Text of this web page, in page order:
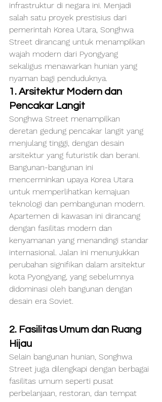
infrastruktur di negara ini. Menjadi
salah satu proyek prestisius dari
pemerintah Korea Utara, Songhwa
Street dirancang untuk menampilkan
wajah modern dari Pyongyang
sekaligus menawarkan hunian yang
nyaman bagi penduduknya.
1. Arsitektur Modern dan
Pencakar Langit
Songhwa Street menampilkan
deretan gedung pencakar langit yang
menjulang tinggi, dengan desain
arsitektur yang futuristik dan berani.
Bangunan-bangunan ini
mencerminkan upaya Korea Utara
untuk memperlihatkan kemajuan
teknologi dan pembangunan modern.
Apartemen di kawasan ini dirancang
dengan fasilitas modern dan
kenyamanan yang menandingi standar
internasional. Jalan ini menunjukkan
perubahan signifikan dalam arsitektur
kota Pyongyang, yang sebelumnya
didominasi oleh bangunan dengan
desain era Soviet.
2. Fasilitas Umum dan Ruang
Hijau
Selain bangunan hunian, Songhwa
Street juga dilengkapi dengan berbagai
fasilitas umum seperti pusat
perbelanjaan, restoran, dan tempat